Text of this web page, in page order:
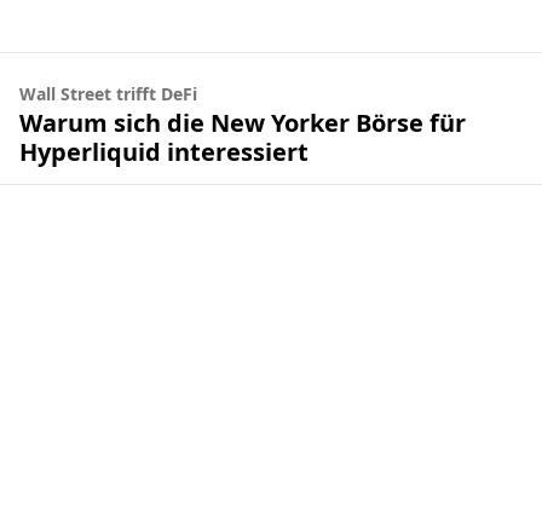
Wall Street trifft DeFi
Warum sich die New Yorker Börse für
Hyperliquid interessiert